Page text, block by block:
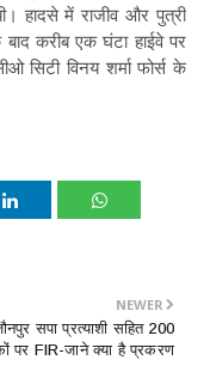
हादसे में राजीव और पुत्री
करीब एक घंटा हाईवे पर
सिटी विनय शर्मा फोर्स के
NEWER
सपा प्रत्याशी सहित 200
पर FIR-जाने क्या है प्रकरण